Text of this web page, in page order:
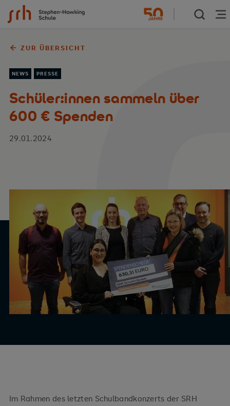
Zum Inhalt springen
ZUR ÜBERSICHT
NEWS PRESSE
Schüler:innen sammeln über
600 € Spenden
29.01.2024
Im Rahmen des letzten Schulbandkonzerts der SRH